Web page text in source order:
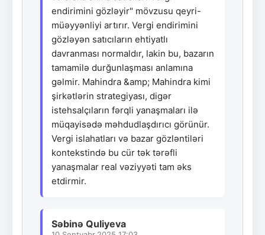
endirimini gözləyir" mövzusu qeyri-
müəyyənliyi artırır. Vergi endirimini
gözləyən satıcıların ehtiyatlı
davranması normaldır, lakin bu, bazarın
tamamilə durğunlaşması anlamına
gəlmir. Mahindra &amp; Mahindra kimi
şirkətlərin strategiyası, digər
istehsalçıların fərqli yanaşmaları ilə
müqayisədə məhdudlaşdırıcı görünür.
Vergi islahatları və bazar gözləntiləri
kontekstində bu cür tək tərəfli
yanaşmalar real vəziyyəti tam əks
etdirmir.
Səbinə Quliyeva